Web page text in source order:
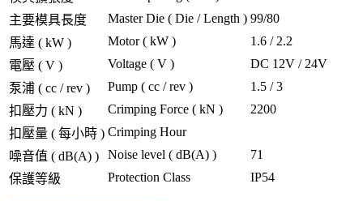
主要模具長度
Master Die ( Die / Length ) 99/80
馬達 ( kW )
Motor ( kW )
1.6 / 2.2
電壓 ( V )
Voltage ( V )
DC 12V / 24V
泵浦 ( cc / rev )
Pump ( cc / rev )
1.5 / 3
扣壓力 ( kN )
Crimping Force ( kN )
2200
扣壓量 ( 每小時 ) Crimping Hour
噪音值 ( dB(A) )
Noise level ( dB(A) )
71
保護等級
Protection Class IP54